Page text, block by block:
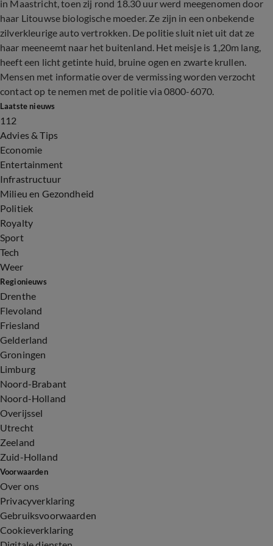
in Maastricht, toen zij rond 18.30 uur werd meegenomen door
haar Litouwse biologische moeder. Ze zijn in een onbekende
zilverkleurige auto vertrokken. De politie sluit niet uit dat ze
haar meeneemt naar het buitenland. Het meisje is 1,20m lang,
heeft een licht getinte huid, bruine ogen en zwarte krullen.
Mensen met informatie over de vermissing worden verzocht
contact op te nemen met de politie via 0800-6070.
Laatste nieuws
112
Advies & Tips
Economie
Entertainment
Infrastructuur
Milieu en Gezondheid
Politiek
Royalty
Sport
Tech
Weer
Regionieuws
Drenthe
Flevoland
Friesland
Gelderland
Groningen
Limburg
Noord-Brabant
Noord-Holland
Overijssel
Utrecht
Zeeland
Zuid-Holland
Voorwaarden
Over ons
Privacyverklaring
Gebruiksvoorwaarden
Cookieverklaring